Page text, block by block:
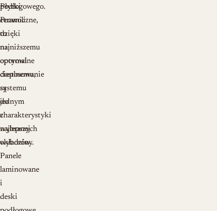
Płytki
ceramiczne,
dzięki
najniższemu
oporowi
cieplnemu,
są
jednym
z
najlepszych
wyborów.
Panele
laminowane
i
deski
podłogowego.
Pozwoli
to
na
optymalne
dostosowanie
systemu
do
charakterystyki
wybranej
okładziny.